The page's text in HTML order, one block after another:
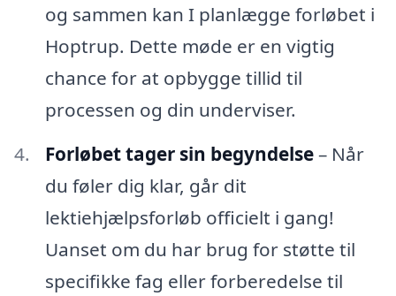
og sammen kan I planlægge forløbet i
Hoptrup. Dette møde er en vigtig
chance for at opbygge tillid til
processen og din underviser.
Forløbet tager sin begyndelse– Når
du føler dig klar, går dit
lektiehjælpsforløb officielt i gang!
Uanset om du har brug for støtte til
specifikke fag eller forberedelse til